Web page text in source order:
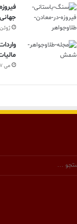
جهانی
ژوئن 26, 2024
می 27, 2024